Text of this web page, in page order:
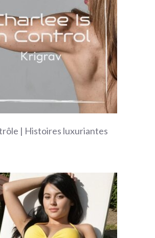
| Histoires luxuriantes